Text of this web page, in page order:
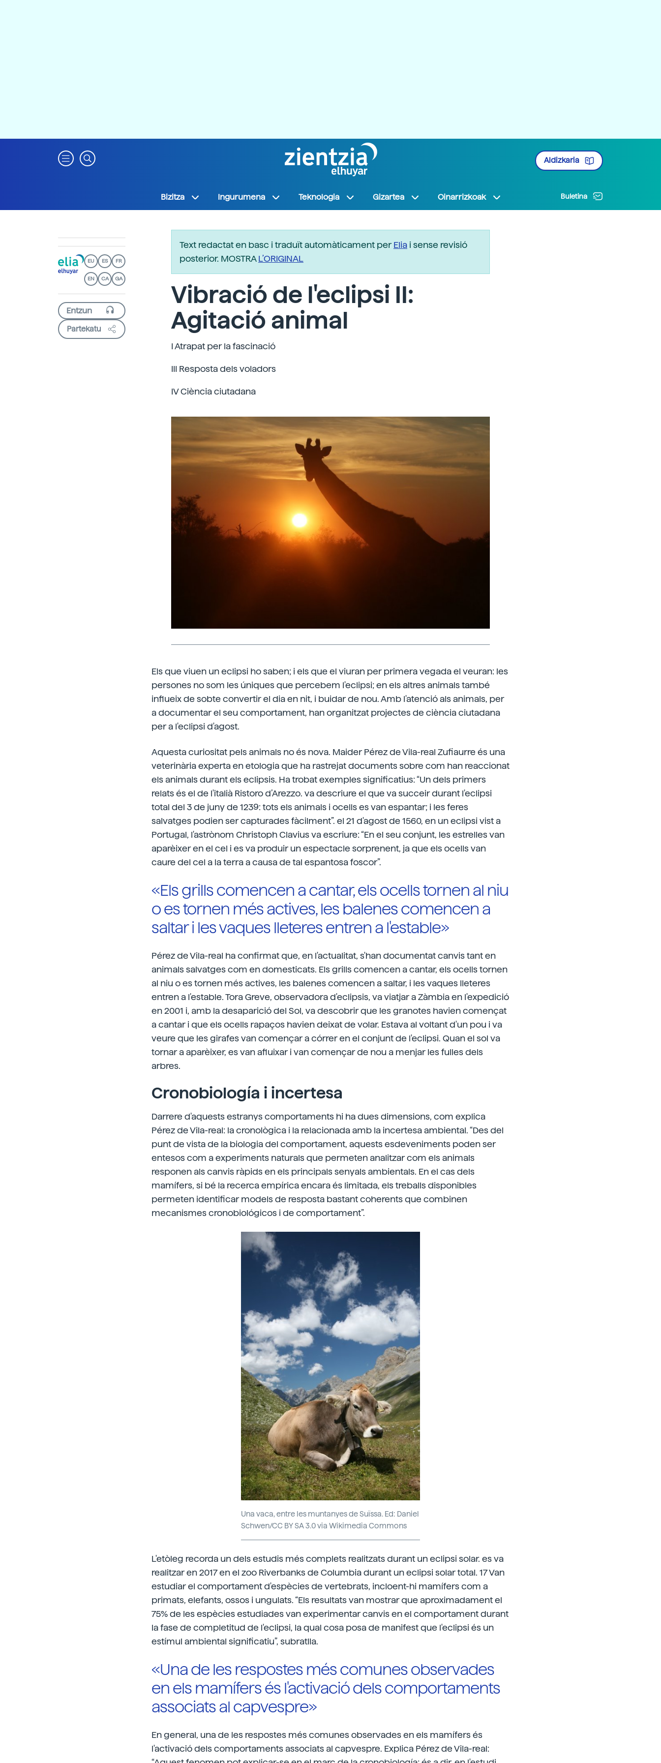
Aldizkaria
Bizitza Ingurumena Teknologia Gizartea Oinarrizkoak Buletina
EU ES FR
EN CA GA
Partekatu
Text redactat en basc i traduït automàticament perElia i sense revisió
posterior. MOSTRAL’ORIGINAL
Vibració de l'eclipsi II:
Agitació animal
I Atrapat per la fascinació
III Resposta dels voladors
IV Ciència ciutadana
Els que viuen un eclipsi ho saben; i els que el viuran per primera vegada el veuran: les
persones no som les úniques que percebem l'eclipsi; en els altres animals també
influeix de sobte convertir el dia en nit, i buidar de nou. Amb l'atenció als animals, per
a documentar el seu comportament, han organitzat projectes de ciència ciutadana
per a l'eclipsi d'agost.
Aquesta curiositat pels animals no és nova. Maider Pérez de Vila-real Zufiaurre és una
veterinària experta en etologia que ha rastrejat documents sobre com han reaccionat
els animals durant els eclipsis. Ha trobat exemples significatius: “Un dels primers
relats és el de l'italià Ristoro d’Arezzo. va descriure el que va succeir durant l'eclipsi
total del 3 de juny de 1239: tots els animals i ocells es van espantar; i les feres
salvatges podien ser capturades fàcilment”. el 21 d'agost de 1560, en un eclipsi vist a
Portugal, l'astrònom Christoph Clavius va escriure: “En el seu conjunt, les estrelles van
aparèixer en el cel i es va produir un espectacle sorprenent, ja que els ocells van
caure del cel a la terra a causa de tal espantosa foscor”.
«Els grills comencen a cantar, els ocells tornen al niu
o es tornen més actives, les balenes comencen a
saltar i les vaques lleteres entren a l'estable»
Pérez de Vila-real ha confirmat que, en l'actualitat, s'han documentat canvis tant en
animals salvatges com en domesticats. Els grills comencen a cantar, els ocells tornen
al niu o es tornen més actives, les balenes comencen a saltar, i les vaques lleteres
entren a l'estable. Tora Greve, observadora d'eclipsis, va viatjar a Zàmbia en l'expedició
en 2001 i, amb la desaparició del Sol, va descobrir que les granotes havien començat
a cantar i que els ocells rapaços havien deixat de volar. Estava al voltant d'un pou i va
veure que les girafes van començar a córrer en el conjunt de l'eclipsi. Quan el sol va
tornar a aparèixer, es van afluixar i van començar de nou a menjar les fulles dels
arbres.
Cronobiología i incertesa
Darrere d'aquests estranys comportaments hi ha dues dimensions, com explica
Pérez de Vila-real: la cronològica i la relacionada amb la incertesa ambiental. “Des del
punt de vista de la biologia del comportament, aquests esdeveniments poden ser
entesos com a experiments naturals que permeten analitzar com els animals
responen als canvis ràpids en els principals senyals ambientals. En el cas dels
mamífers, si bé la recerca empírica encara és limitada, els treballs disponibles
permeten identificar models de resposta bastant coherents que combinen
mecanismes cronobiológicos i de comportament”.
Una vaca, entre les muntanyes de Suïssa. Ed: Daniel
Schwen/CC BY SA 3.0 via Wikimedia Commons
L'etòleg recorda un dels estudis més complets realitzats durant un eclipsi solar. es va
realitzar en 2017 en el zoo Riverbanks de Columbia durant un eclipsi solar total. 17 Van
estudiar el comportament d'espècies de vertebrats, incloent-hi mamífers com a
primats, elefants, ossos i ungulats. “Els resultats van mostrar que aproximadament el
75% de les espècies estudiades van experimentar canvis en el comportament durant
la fase de completitud de l'eclipsi, la qual cosa posa de manifest que l'eclipsi és un
estímul ambiental significatiu”, subratlla.
«Una de les respostes més comunes observades
en els mamífers és l'activació dels comportaments
associats al capvespre»
En general, una de les respostes més comunes observades en els mamífers és
l'activació dels comportaments associats al capvespre. Explica Pérez de Vila-real: